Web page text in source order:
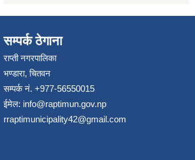
सम्पर्क ठेगाना
राप्ती नगरपालिका
भण्डारा, चितवन
सम्पर्क नं. +977-56550015
ईमेल: info@raptimun.gov.np
rraptimunicipality42@gmail.com